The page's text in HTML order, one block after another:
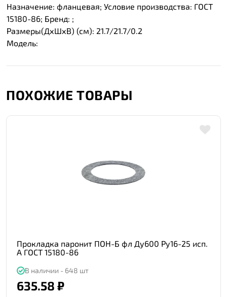
Назначение: фланцевая; Условие производства: ГОСТ
15180-86; Бренд: ;
Размеры(ДхШхВ) (см): 21.7/21.7/0.2
Модель:
ПОХОЖИЕ ТОВАРЫ
Прокладка паронит ПОН-Б фл Ду600 Ру16-25 исп.
А ГОСТ 15180-86
В наличии - 648 шт
635.58 ₽